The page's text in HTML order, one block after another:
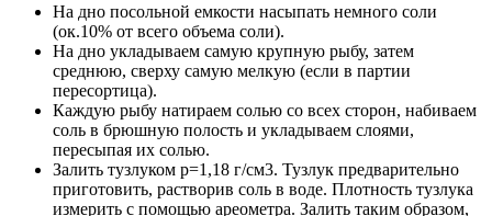
На дно посольной емкости насыпать немного соли
(ок.10% от всего объема соли).
На дно укладываем самую крупную рыбу, затем
среднюю, сверху самую мелкую (если в партии
пересортица).
Каждую рыбу натираем солью со всех сторон, набиваем
соль в брюшную полость и укладываем слоями,
пересыпая их солью.
Залить тузлуком р=1,18 г/см3. Тузлук предварительно
приготовить, растворив соль в воде. Плотность тузлука
измерить с помощью ареометра. Залить таким образом,